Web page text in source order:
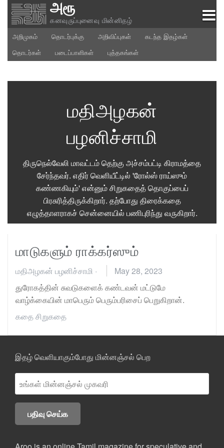
Skip
content
அரூ
கனவுருப்புனைவு மின்னிதழ்
அறிமுகம் தொடர்புக்கு அறிவிப்புகள்
கடந்த இதழ்கள்
தொடர்கள்
படைப்பாளிகள் புத்தகங்கள்
மதிஅழகன்
பழனிச்சாமி
திருநெல்வேலி மாவட்டம் தெற்கு அச்சம்பட்டி கிராமத்தை
சேர்ந்தவர். எதிர் வெளியீட்டில் 'ரோல்ஸ் ராய்ஸும்
கண்ணகியும்' என்னும் சிறுகதைத் தொகுப்பைப்
பிரசுரித்திருக்கிறார். தற்போது திரைக்கதை
எழுத்தாளராகச் சென்னையில் பணிபுரிந்து வருகிறார்.
மாடுகளும் ராக்கர்ஸும்
மதிஅழகன் பழனிச்சாமி ·
May 28, 2023
துரோகத்தின் சுவடுகளைக் கண்டவன் மட்டுமே
வாழ்க்கையின் மாபெரும் பெரும்பரிசைப் பெறுகிறான்.
கதைசிறுகதை
இதழ் வெளியாகும்போது மின்னஞ்சல் பெற